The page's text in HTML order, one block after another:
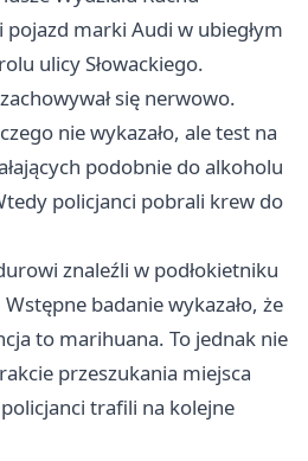
marki Audi w ubiegłym
ulicy Słowackiego.
się nerwowo.
nie wykazało, ale test na
podobnie do alkoholu
policjanci pobrali krew do
znaleźli w podłokietniku
badanie wykazało, że
to marihuana. To jednak nie
przeszukania miejsca
trafili na kolejne